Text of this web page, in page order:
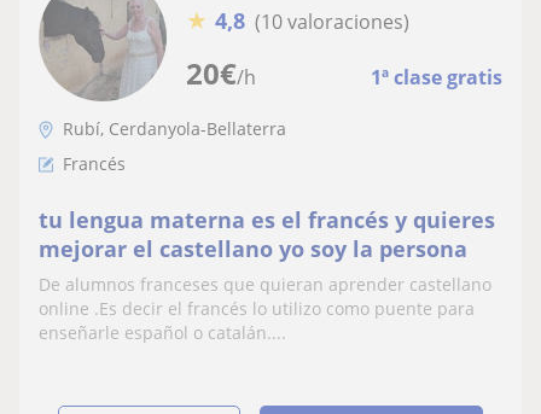
20€/h 1ª clase gratis
★ 4,8 (10 valoraciones)
Rubí, Cerdanyola-Bellaterra
Francés
tu lengua materna es el francés y quieres
mejorar el castellano yo soy la persona
De alumnos franceses que quieran aprender castellano
online .Es decir el francés lo utilizo como puente para
enseñarle español o catalán....